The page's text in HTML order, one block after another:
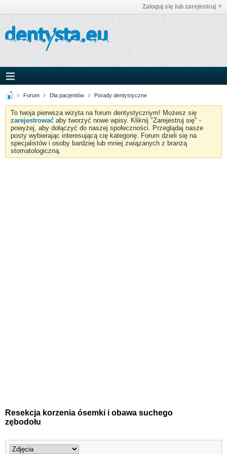
Zaloguj się lub zarejestruj
Forum Dla pacjentów Porady dentystyczne
To twoja pierwsza wizyta na forum dentystycznym! Możesz się
zarejestrować aby tworzyć nowe wpisy. Kliknij "Zarejestruj się" -
powyżej, aby dołączyć do naszej społeczności. Przeglądaj nasze
posty wybierając interesującą cię kategorię. Forum dzieli się na
specjalistów i osoby bardziej lub mniej związanych z branżą
stomatologiczną.
Resekcja korzenia ósemki i obawa suchego
zębodołu